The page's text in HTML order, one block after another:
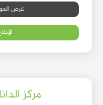
عرض
مركز